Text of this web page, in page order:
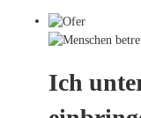
Ich